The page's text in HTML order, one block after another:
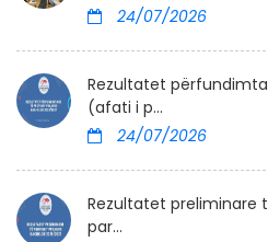
24/07/2026
Rezultatet
(afati i p...
24/07/2026
Rezultatet preliminare
par...